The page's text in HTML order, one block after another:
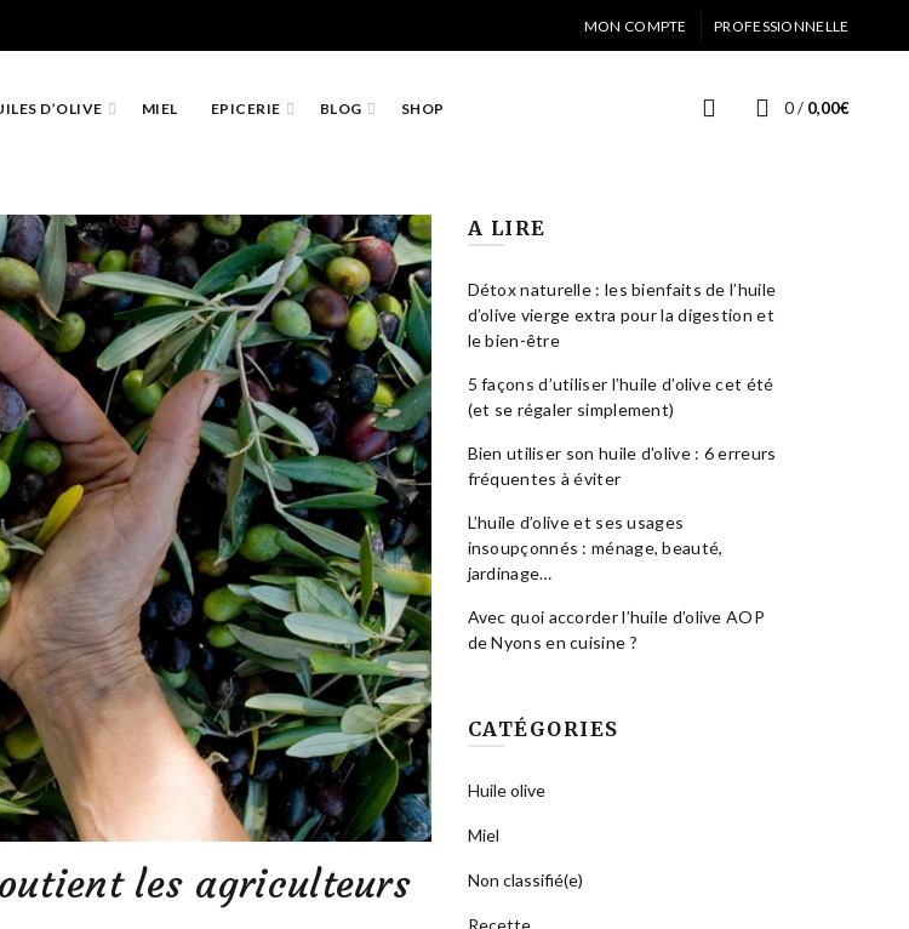
MON COMPTE PROFESSIONNELLE
D’OLIVE MIEL EPICERIE BLOG SHOP 0 / 0,00€
les agriculteurs
A LIRE
Détox naturelle : les bienfaits de l’huile
d’olive vierge extra pour la digestion et
le bien-être
5 façons d’utiliser l’huile d’olive cet été
(et se régaler simplement)
Bien utiliser son huile d’olive : 6 erreurs
fréquentes à éviter
L’huile d’olive et ses usages
insoupçonnés : ménage, beauté,
jardinage…
Avec quoi accorder l’huile d’olive AOP
de Nyons en cuisine ?
CATÉGORIES
Huile olive
Miel
Non classifié(e)
Recette